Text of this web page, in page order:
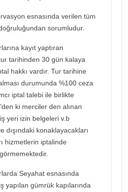
esnasında verilen tüm
sorumludur.
kayıt yaptıran
tarihinden 30 gün kalaya
hakkı vardır. Tur tarihine
durumunda %100 ceza
iptal talebi ile birlikte
ki merciler den alınan
yeri izin belgeleri v.b
dışındaki konaklayacakları
hizmetlerin iptalinde
Seyahat esnasında
yapılan gümrük kapılarında